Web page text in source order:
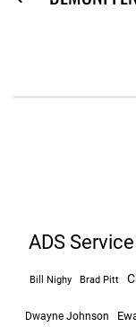
ADS Service
Bill Nighy Brad Pitt
Dwayne Johnson